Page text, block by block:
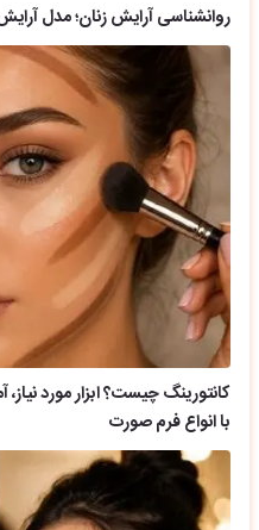
روانشناسی آرایش زنان؛ مدل
کانتورینگ چیست؟ ابزار مورد
با انواع فرم صورت